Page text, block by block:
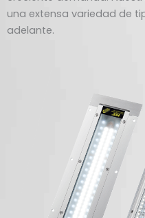
una extensa variedad de
adelante.